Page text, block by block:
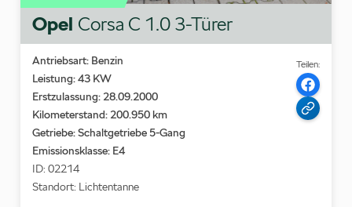
Opel Corsa C 1.0 3-Türer
Antriebsart: Benzin
Leistung: 43 KW
Erstzulassung: 28.09.2000
Kilometerstand: 200.950 km
Getriebe: Schaltgetriebe 5-Gang
Emissionsklasse: E4
ID: 02214
Standort: Lichtentanne
Teilen: